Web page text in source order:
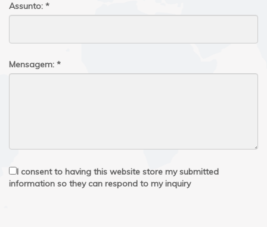
Assunto: *
Mensagem: *
I consent to having this website store my submitted
information so they can respond to my inquiry